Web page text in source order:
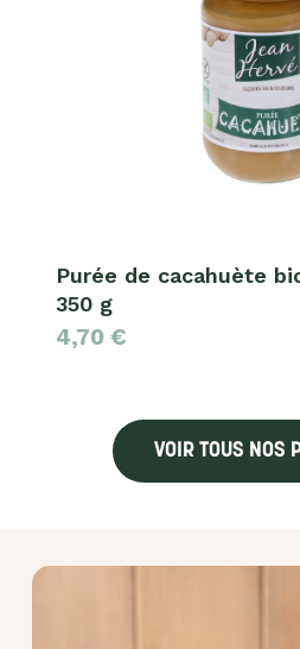
Purée de cacahuète
350 g
4,70 €
VOIR TOUS NOS